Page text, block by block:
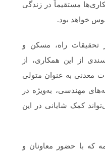
مستقیماً در زندگی
خواهد بود.
تحقیقات راه، مسکن و
از این همکاری، از
معدنی به عنوان متولی
مهندسی، به‌ویژه در
کمک شایانی در این
که با حضور معاونان و